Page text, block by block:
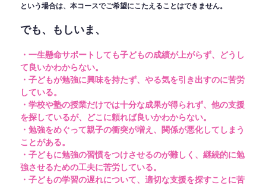
という場合は、本コースでご希望にこたえることはできません。
でも、もしいま、
・一生懸命サポートしても子どもの成績が上がらず、どうし
て良いかわからない。
・子どもが勉強に興味を持たず、やる気を引き出すのに苦労
している。
・学校や塾の授業だけでは十分な成果が得られず、他の支援
を探しているが、どこに頼れば良いかわからない。
・勉強をめぐって親子の衝突が増え、関係が悪化してしまう
ことがある。
・子どもに勉強の習慣をつけさせるのが難しく、継続的に勉
強させるための工夫に苦労している。
・子どもの学習の遅れについて、適切な支援を探すことに苦